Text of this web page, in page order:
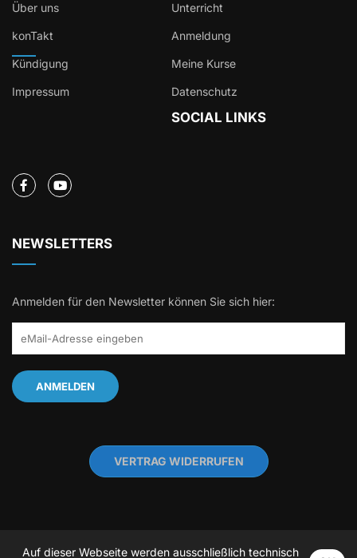
Über uns Unterricht
konTakt Anmeldung
Kündigung Meine Kurse
Impressum Datenschutz
SOCIAL LINKS
NEWSLETTERS
Anmelden für den Newsletter können Sie sich hier:
VERTRAG WIDERRUFEN
Auf dieser Webseite werden ausschließlich technisch